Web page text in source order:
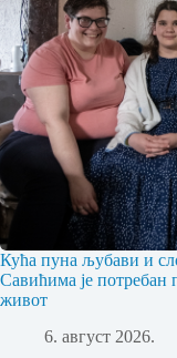
Кућа пуна љубави и
Савићима је потребан
живот
6. август 2026.